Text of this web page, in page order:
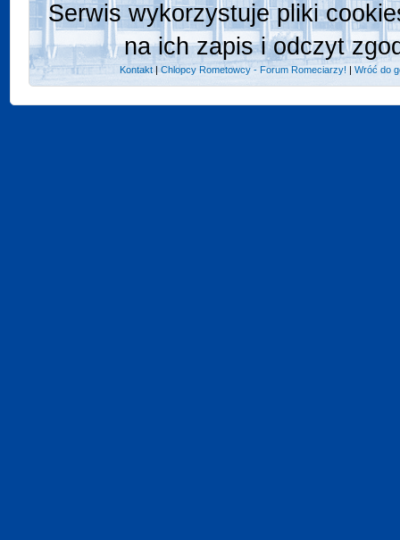
Serwis wykorzystuje pliki
na ich zapis i odczyt
Kontakt |Chlopcy Rometowcy - Forum Romeciarzy! |Wróć do